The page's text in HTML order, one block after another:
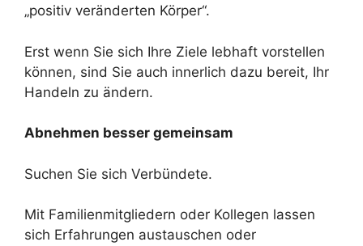
„positiv veränderten Körper“.
Erst wenn Sie sich Ihre Ziele lebhaft vorstellen
können, sind Sie auch innerlich dazu bereit, Ihr
Handeln zu ändern.
Abnehmen besser gemeinsam
Suchen Sie sich Verbündete.
Mit Familienmitgliedern oder Kollegen lassen
sich Erfahrungen austauschen oder